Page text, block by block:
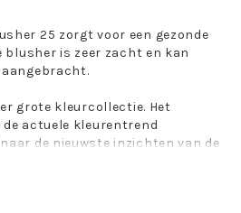
25 zorgt voor een gezonde
blusher is zeer zacht en kan
grote kleurcollectie. Het
actuele kleurentrend
de nieuwste inzichten van de